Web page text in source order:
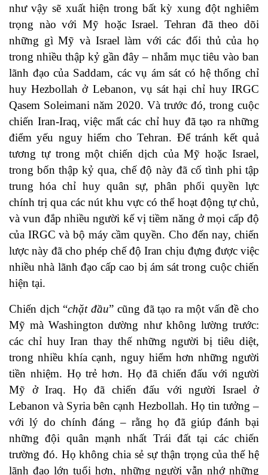
như vậy sẽ xuất hiện trong bất kỳ xung đột nghiêm
trọng nào với Mỹ hoặc Israel. Tehran đã theo dõi
những gì Mỹ và Israel làm với các đối thủ của họ
trong nhiều thập kỷ gần đây – nhắm mục tiêu vào ban
lãnh đạo của Saddam, các vụ ám sát có hệ thống chỉ
huy Hezbollah ở Lebanon, vụ sát hại chỉ huy IRGC
Qasem Soleimani năm 2020. Và trước đó, trong cuộc
chiến Iran-Iraq, việc mất các chỉ huy đã tạo ra những
điểm yếu nguy hiểm cho Tehran. Để tránh kết quả
tương tự trong một chiến dịch của Mỹ hoặc Israel,
trong bốn thập kỷ qua, chế độ này đã cố tình phi tập
trung hóa chỉ huy quân sự, phân phối quyền lực
chính trị qua các nút khu vực có thể hoạt động tự chủ,
và vun đắp nhiều người kế vị tiềm năng ở mọi cấp độ
của IRGC và bộ máy cầm quyền. Cho đến nay, chiến
lược này đã cho phép chế độ Iran chịu đựng được việc
nhiều nhà lãnh đạo cấp cao bị ám sát trong cuộc chiến
hiện tại.
Chiến dịch “chặt đầu” cũng đã tạo ra một vấn đề cho
Mỹ mà Washington dường như không lường trước:
các chỉ huy Iran thay thế những người bị tiêu diệt,
trong nhiều khía cạnh, nguy hiểm hơn những người
tiền nhiệm. Họ trẻ hơn. Họ đã chiến đấu với người
Mỹ ở Iraq. Họ đã chiến đấu với người Israel ở
Lebanon và Syria bên cạnh Hezbollah. Họ tin tưởng –
với lý do chính đáng – rằng họ đã giúp đánh bại
những đội quân mạnh nhất Trái đất tại các chiến
trường đó. Họ không chia sẻ sự thận trọng của thế hệ
lãnh đạo lớn tuổi hơn, những người vẫn nhớ những